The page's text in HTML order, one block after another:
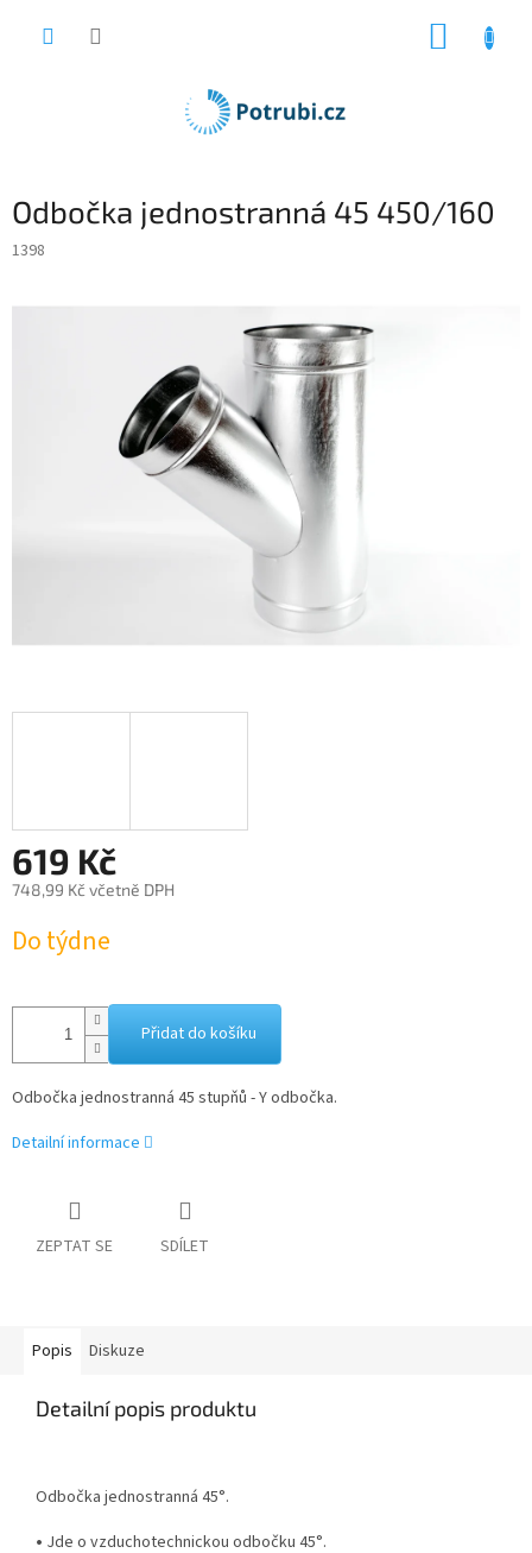
Odbočka jednostranná 45 450/160
1398
619 Kč
748,99 Kč včetně DPH
cena:
Do týdne
Přidat do košíku
Odbočka jednostranná 45 stupňů - Y odbočka.
Detailní informace
ZEPTAT SE SDÍLET
Popis Diskuze
Detailní popis produktu
Odbočka jednostranná 45°.
• Jde o vzduchotechnickou odbočku 45°.